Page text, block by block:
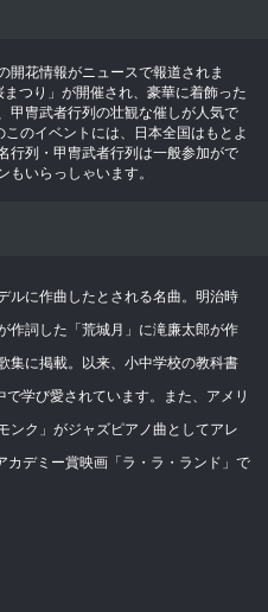
開花情報がニュースで報道されま
つり」が開催され、豪華に着飾った
甲冑武者行列の壮観な催しが人気で
のイベントには、日本全国はもとよ
行列・甲冑武者行列は一般参加がで
もいらっしゃいます。
ルに作曲したとされる名曲。明治時
作詞した「荒城月」に滝廉太郎が作
集に掲載。以来、小中学校の教科書
学び愛されています。また、アメリ
ンク」がジャズピアノ曲としてアレ
デミー賞映画「ラ・ラ・ランド」で